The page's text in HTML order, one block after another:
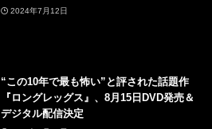
2024年7月12日
“この10年で最も怖い”と評された話題作
『ロングレッグス』、8月15日DVD発売＆
デジタル配信決定